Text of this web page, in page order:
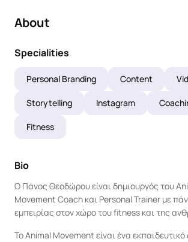
About
Specialities
Personal Branding Content
Storytelling Instagram
Fitness
Bio
Ο Πάνος Θεοδώρου είναι δημιουργός του
Movement Coach και Personal Trainer με
εμπειρίας στον χώρο του fitness και της
Το Animal Movement είναι ένα